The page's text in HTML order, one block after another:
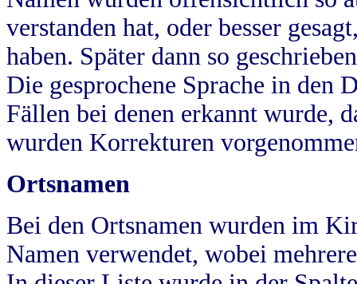
verstanden hat, oder besser
haben. Später dann so
Die gesprochene Sprache in
Fällen bei denen erkannt wurde,
wurden Korrekturen
Ortsnamen
Bei den Ortsnamen wurden im
Namen verwendet, wobei